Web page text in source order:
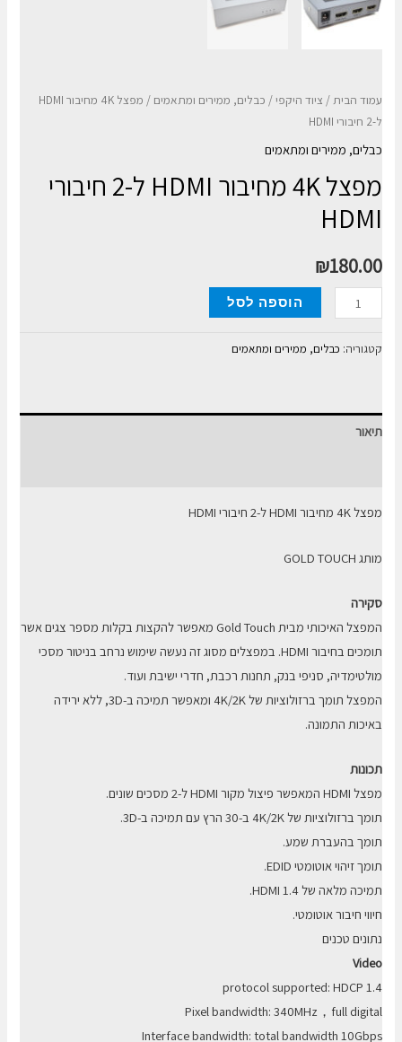
עמוד הבית/ ציוד היקפי/ כבלים, ממירים ומתאמים
/ מפצל 4K מחיבור HDMI
ל-2 חיבורי HDMI
כבלים, ממירים ומתאמים
מפצל 4K מחיבור HDMI ל-2 חיבורי
HDMI
₪180.00
כמות
של
מפצל
HDMI
הוספה לסל
קטגוריה: כבלים, ממירים ומתאמים
תיאור
מפצל 4K מחיבור HDMI ל-2 חיבורי HDMI
מותג GOLD TOUCH
סקירה
המפצל האיכותי מבית Gold Touch מאפשר להקצות בקלות מספר צגים אשר
תומכים בחיבור HDMI. במפצלים מסוג זה נעשה שימוש נרחב בניטור מסכי
מולטימדיה, סניפי בנק, תחנות רכבת, חדרי ישיבת ועוד.
המפצל תומך ברזולוציות של 4K/2K ומאפשר תמיכה ב-3D, ללא ירידה
באיכות התמונה.
תכונות
מפצל HDMI המאפשר פיצול מקור HDMI ל-2 מסכים שונים.
תומך ברזולוציות של 4K/2K ב-30 הרץ עם תמיכה ב-3D.
תומך בהעברת שמע.
תומך זיהוי אוטומטי EDID.
תמיכה מלאה של HDMI 1.4.
חיווי חיבור אוטומטי.
נתונים טכנים
Video
protocol supported: HDCP 1.4
Pixel bandwidth: 340MHz，full digital
Interface bandwidth: total bandwidth 10Gbps